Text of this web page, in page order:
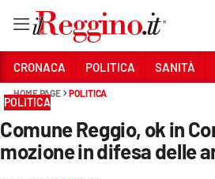
Sezioni
CRONACA
CRONACA POLITICA SANITÀ
HOME PAGE POLITICA
POLITICA
Comune Reggio, ok in
mozione in difesa delle